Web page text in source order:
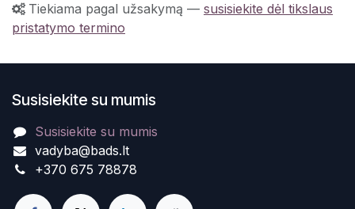
Tiekiama pagal užsakymą — susisiekite dėl tikslaus
pristatymo termino
Susisiekite su mumis
Susisiekite su mumis
vadyba@bads.lt
+370 675 78878